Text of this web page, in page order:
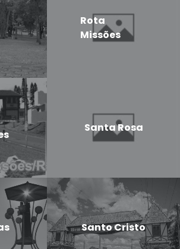
Rota
Missões
Santa Rosa
Santo Cristo